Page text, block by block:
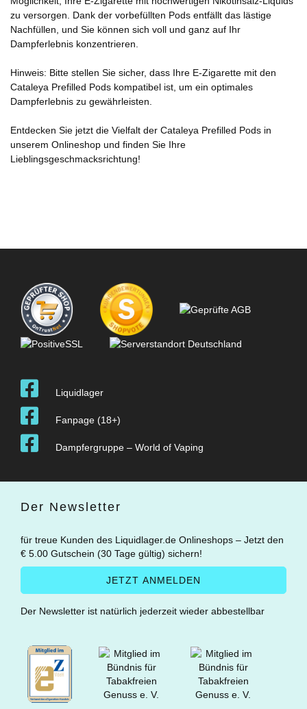
zu versorgen. Dank der vorbefüllten Pods entfällt das lästige
Nachfüllen, und Sie können sich voll und ganz auf Ihr
Dampferlebnis konzentrieren.
Hinweis: Bitte stellen Sie sicher, dass Ihre E-Zigarette mit den
Cataleya Prefilled Pods kompatibel ist, um ein optimales
Dampferlebnis zu gewährleisten.
Entdecken Sie jetzt die Vielfalt der Cataleya Prefilled Pods in
unserem Onlineshop und finden Sie Ihre
Lieblingsgeschmacksrichtung!
Liquidlager
Fanpage (18+)
Dampfergruppe – World of Vaping
Der Newsletter
für treue Kunden des Liquidlager.de Onlineshops – Jetzt den
€ 5.00 Gutschein (30 Tage gültig) sichern!
Der Newsletter ist natürlich jederzeit wieder abbestellbar